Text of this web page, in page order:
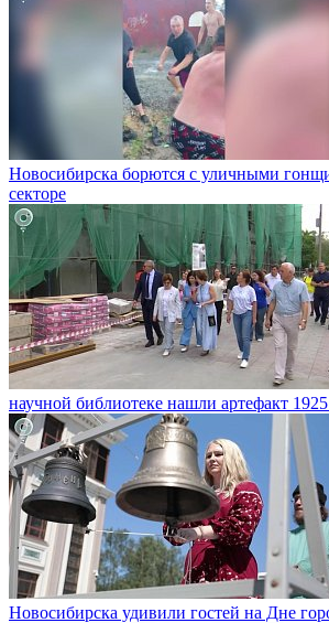
Новосибирска борются с уличными
секторе
научной библиотеке нашли артефакт 1925
Новосибирска удивили гостей на Дне